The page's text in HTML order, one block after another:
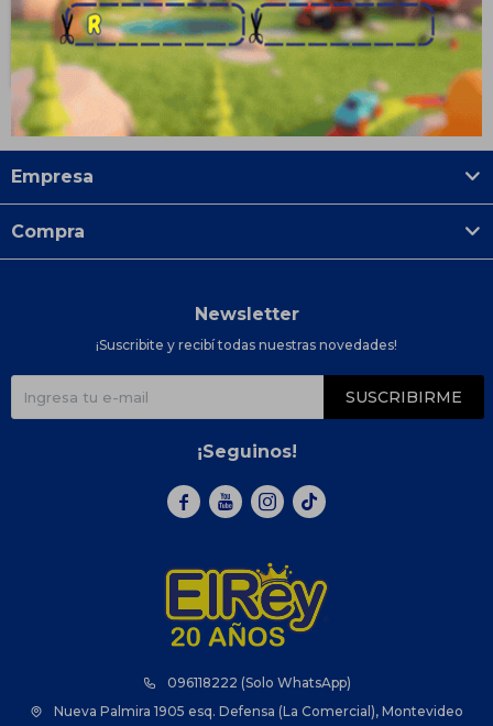
$ 269
Disponible PickUp
Disponible Envío
096118222 (Solo WhatsApp)
Nueva Palmira 1905 esq. Defensa (La Comercial), Montevideo
Empresa
Compra
Newsletter
¡Suscribite y recibí todas nuestras novedades!
SUSCRIBIRME
¡Seguinos!
  